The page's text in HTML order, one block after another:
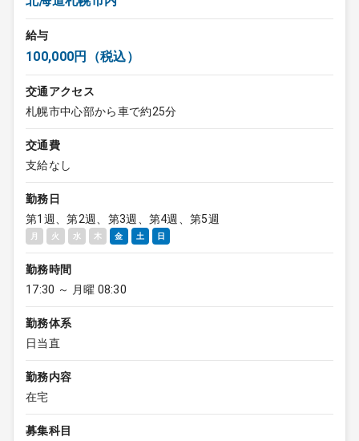
給与
100,000円（税込）
交通アクセス
札幌市中心部から車で約25分
交通費
支給なし
勤務日
第1週、第2週、第3週、第4週、第5週
月 火 水 木 金 土 日
勤務時間
17:30 ～ 月曜 08:30
勤務体系
日当直
勤務内容
在宅
募集科目